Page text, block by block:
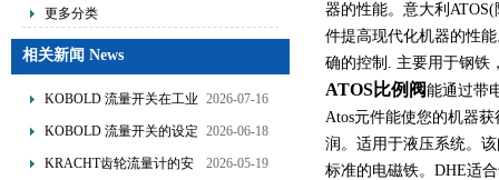
更多分类
相关新闻 News
KOBOLD 流量开关在工业
管道水流量监测中的应用
2026-07-16
KOBOLD 流量开关的设定
流量调节与刻度指示
2026-06-18
KRACHT齿轮流量计的安
2026-05-19
器的性能。意大利
件提高现代化机器的性
确的控制. 主要用于钢铁
ATOS比例阀能通过带
Atos元件能使您的机器
润。适用于液压系统。
标准的电磁铁。DHE适